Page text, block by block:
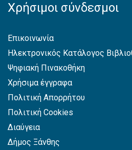
Χρήσιμοι σύνδεσμοι
Επικοινωνία
Ηλεκτρονικός Κατάλογος
Ψηφιακή Πινακοθήκη
Χρήσιμα έγγραφα
Πολιτική Απορρήτου
Πολιτική Cookies
Διαύγεια
Δήμος Ξάνθης